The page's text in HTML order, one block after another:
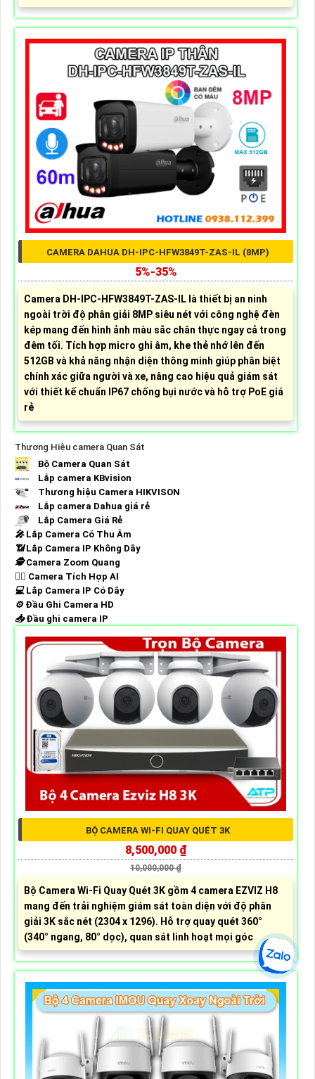
CAMERA DAHUA DH-IPC-HFW3849T-ZAS-IL (8MP)
5%-35%
Camera DH-IPC-HFW3849T-ZAS-IL là thiết bị an ninh
ngoài trời độ phân giải 8MP siêu nét với công nghệ đèn
kép mang đến hình ảnh màu sắc chân thực ngay cả trong
đêm tối. Tích hợp micro ghi âm, khe thẻ nhớ lên đến
512GB và khả năng nhận diện thông minh giúp phân biệt
chính xác giữa người và xe, nâng cao hiệu quả giám sát
với thiết kế chuẩn IP67 chống bụi nước và hỗ trợ PoE giá
rẻ
Thương Hiệu camera Quan Sát
Bộ Camera Quan Sát
Lắp camera KBvision
Thương hiệu Camera HIKVISON
Lắp camera Dahua giá rẻ
Lắp Camera Giá Rẻ
️🎤️ Lắp Camera Có Thu Âm
📶Lắp Camera IP Không Dây
🕵️Camera Zoom Quang
🧛‍♀️ Camera Tích Hợp AI
💻Lắp Camera IP Có Dây
⚙️Đầu Ghi Camera HD
📥Đầu ghi camera IP
BỘ CAMERA WI-FI QUAY QUÉT 3K
8,500,000 ₫
10,000,000 ₫
Bộ Camera Wi-Fi Quay Quét 3K gồm 4 camera EZVIZ H8
mang đến trải nghiệm giám sát toàn diện với độ phân
giải 3K sắc nét (2304 x 1296). Hỗ trợ quay quét 360°
(340° ngang, 80° dọc), quan sát linh hoạt mọi góc